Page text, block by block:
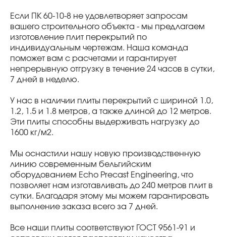
Если ПК 60-10-8 не удовлетворяет запросам
вашего строительного объекта - мы предлагаем
изготовление плит перекрытий по
индивидуальным чертежам. Наша команда
поможет вам с расчетами и гарантирует
непрерывную отгрузку в течение 24 часов в сутки,
7 дней в неделю.
У нас в наличии плиты перекрытий с шириной 1.0,
1.2, 1.5 и 1.8 метров, а также длиной до 12 метров.
Эти плиты способны выдерживать нагрузку до
1600 кг/м2.
Мы оснастили нашу новую производственную
линию современным бельгийским
оборудованием Echo Precast Engineering, что
позволяет нам изготавливать до 240 метров плит в
сутки. Благодаря этому мы можем гарантировать
выполнение заказа всего за 7 дней.
Все наши плиты соответствуют ГОСТ 9561-91 и